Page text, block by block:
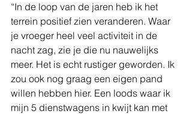
“In de loop van de jaren heb ik het
terrein positief zien veranderen. Waar
je vroeger heel veel activiteit in de
nacht zag, zie je die nu nauwelijks
meer. Het is echt rustiger geworden. Ik
zou ook nog graag een eigen pand
willen hebben hier. Een loods waar ik
mijn 5 dienstwagens in kwijt kan met